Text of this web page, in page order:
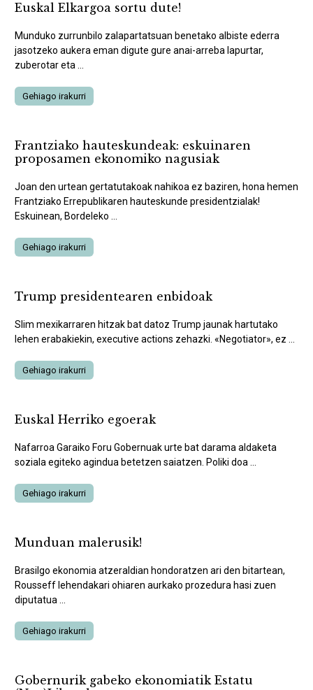
Euskal Elkargoa sortu dute!
Munduko zurrunbilo zalapartatsuan benetako albiste ederra
jasotzeko aukera eman digute gure anai-arreba lapurtar,
zuberotar eta ...
Gehiago irakurri
Frantziako hauteskundeak: eskuinaren
proposamen ekonomiko nagusiak
Joan den urtean gertatutakoak nahikoa ez baziren, hona hemen
Frantziako Errepublikaren hauteskunde presidentzialak!
Eskuinean, Bordeleko ...
Gehiago irakurri
Trump presidentearen enbidoak
Slim mexikarraren hitzak bat datoz Trump jaunak hartutako
lehen erabakiekin, executive actions zehazki. «Negotiator», ez ...
Gehiago irakurri
Euskal Herriko egoerak
Nafarroa Garaiko Foru Gobernuak urte bat darama aldaketa
soziala egiteko agindua betetzen saiatzen. Poliki doa ...
Gehiago irakurri
Munduan malerusik!
Brasilgo ekonomia atzeraldian hondoratzen ari den bitartean,
Rousseff lehendakari ohiaren aurkako prozedura hasi zuen
diputatua ...
Gehiago irakurri
Gobernurik gabeko ekonomiatik Estatu